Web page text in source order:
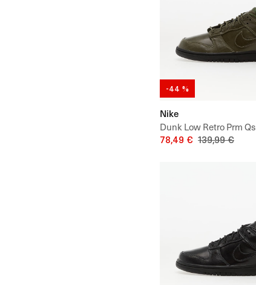
-44 %
Nike
Dunk Low Retro Prm Qs
78,49 € 139,99 €